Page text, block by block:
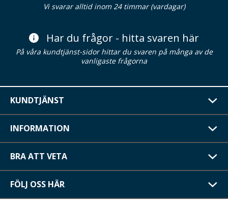
Vi svarar alltid inom 24 timmar (vardagar)
Har du frågor - hitta svaren här
På våra kundtjänst-sidor hittar du svaren på många av de
vanligaste frågorna
KUNDTJÄNST
INFORMATION
BRA ATT VETA
FÖLJ OSS HÄR